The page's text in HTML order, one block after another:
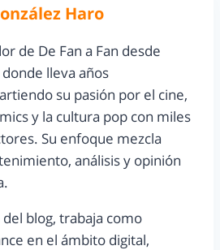
Haro
de De Fan a Fan desde
lleva años
su pasión por el cine,
y la cultura pop con miles
Su enfoque mezcla
análisis y opinión
del blog, trabaja como
en el ámbito digital,